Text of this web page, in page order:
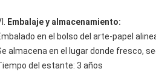
Embalaje y almacenamiento:
en el bolso del arte-papel
almacena en el lugar donde fresco,
del estante: 3 años